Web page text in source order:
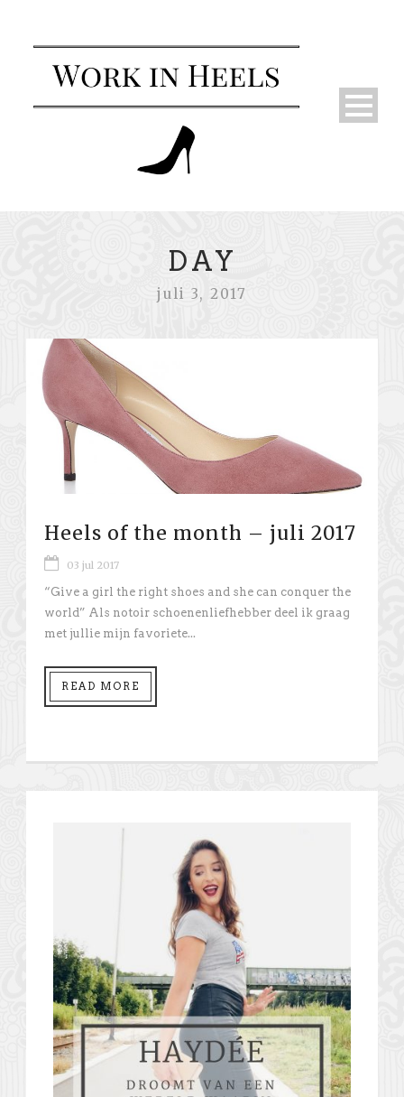
DAY
juli 3, 2017
Heels of the month – juli 2017
03 jul 2017
“Give a girl the right shoes and she can conquer the
world” Als notoir schoenenliefhebber deel ik graag
met jullie mijn favoriete...
READ MORE